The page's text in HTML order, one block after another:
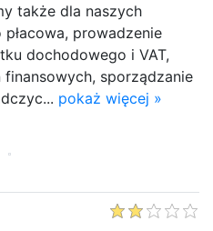
także dla naszych
prowadzenie
dochodowego i VAT,
sporządzanie
pokaż więcej »